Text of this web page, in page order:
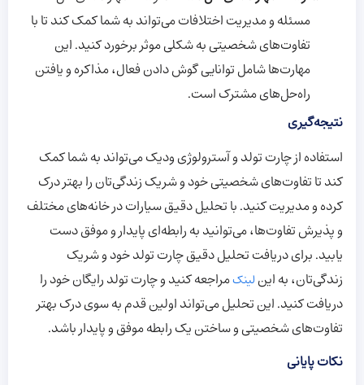
مسئله و مدیریت اختلافات می‌تواند به شما کمک کند تا با
تفاوت‌های شخصیتی به شکلی موثر برخورد کنید. این
مهارت‌ها شامل توانایی گوش دادن فعال، مذاکره و یافتن
راه‌حل‌های مشترک است.
نتیجه‌گیری
استفاده از چارت تولد و آسترولوژی ودیک می‌تواند به شما کمک
کند تا تفاوت‌های شخصیتی خود و شریک زندگی‌تان را بهتر درک
کرده و مدیریت کنید. با تحلیل دقیق سیارات در خانه‌های مختلف
و پذیرش تفاوت‌ها، می‌توانید به رابطه‌ای پایدار و موفق دست
یابید. برای دریافت تحلیل دقیق چارت تولد خود و شریک
زندگی‌تان، به این لینکمراجعه کنید و چارت تولد رایگان خود را
دریافت کنید. این تحلیل می‌تواند اولین قدم به سوی درک بهتر
تفاوت‌های شخصیتی و ساختن یک رابطه موفق و پایدار باشد.
نکات پایانی